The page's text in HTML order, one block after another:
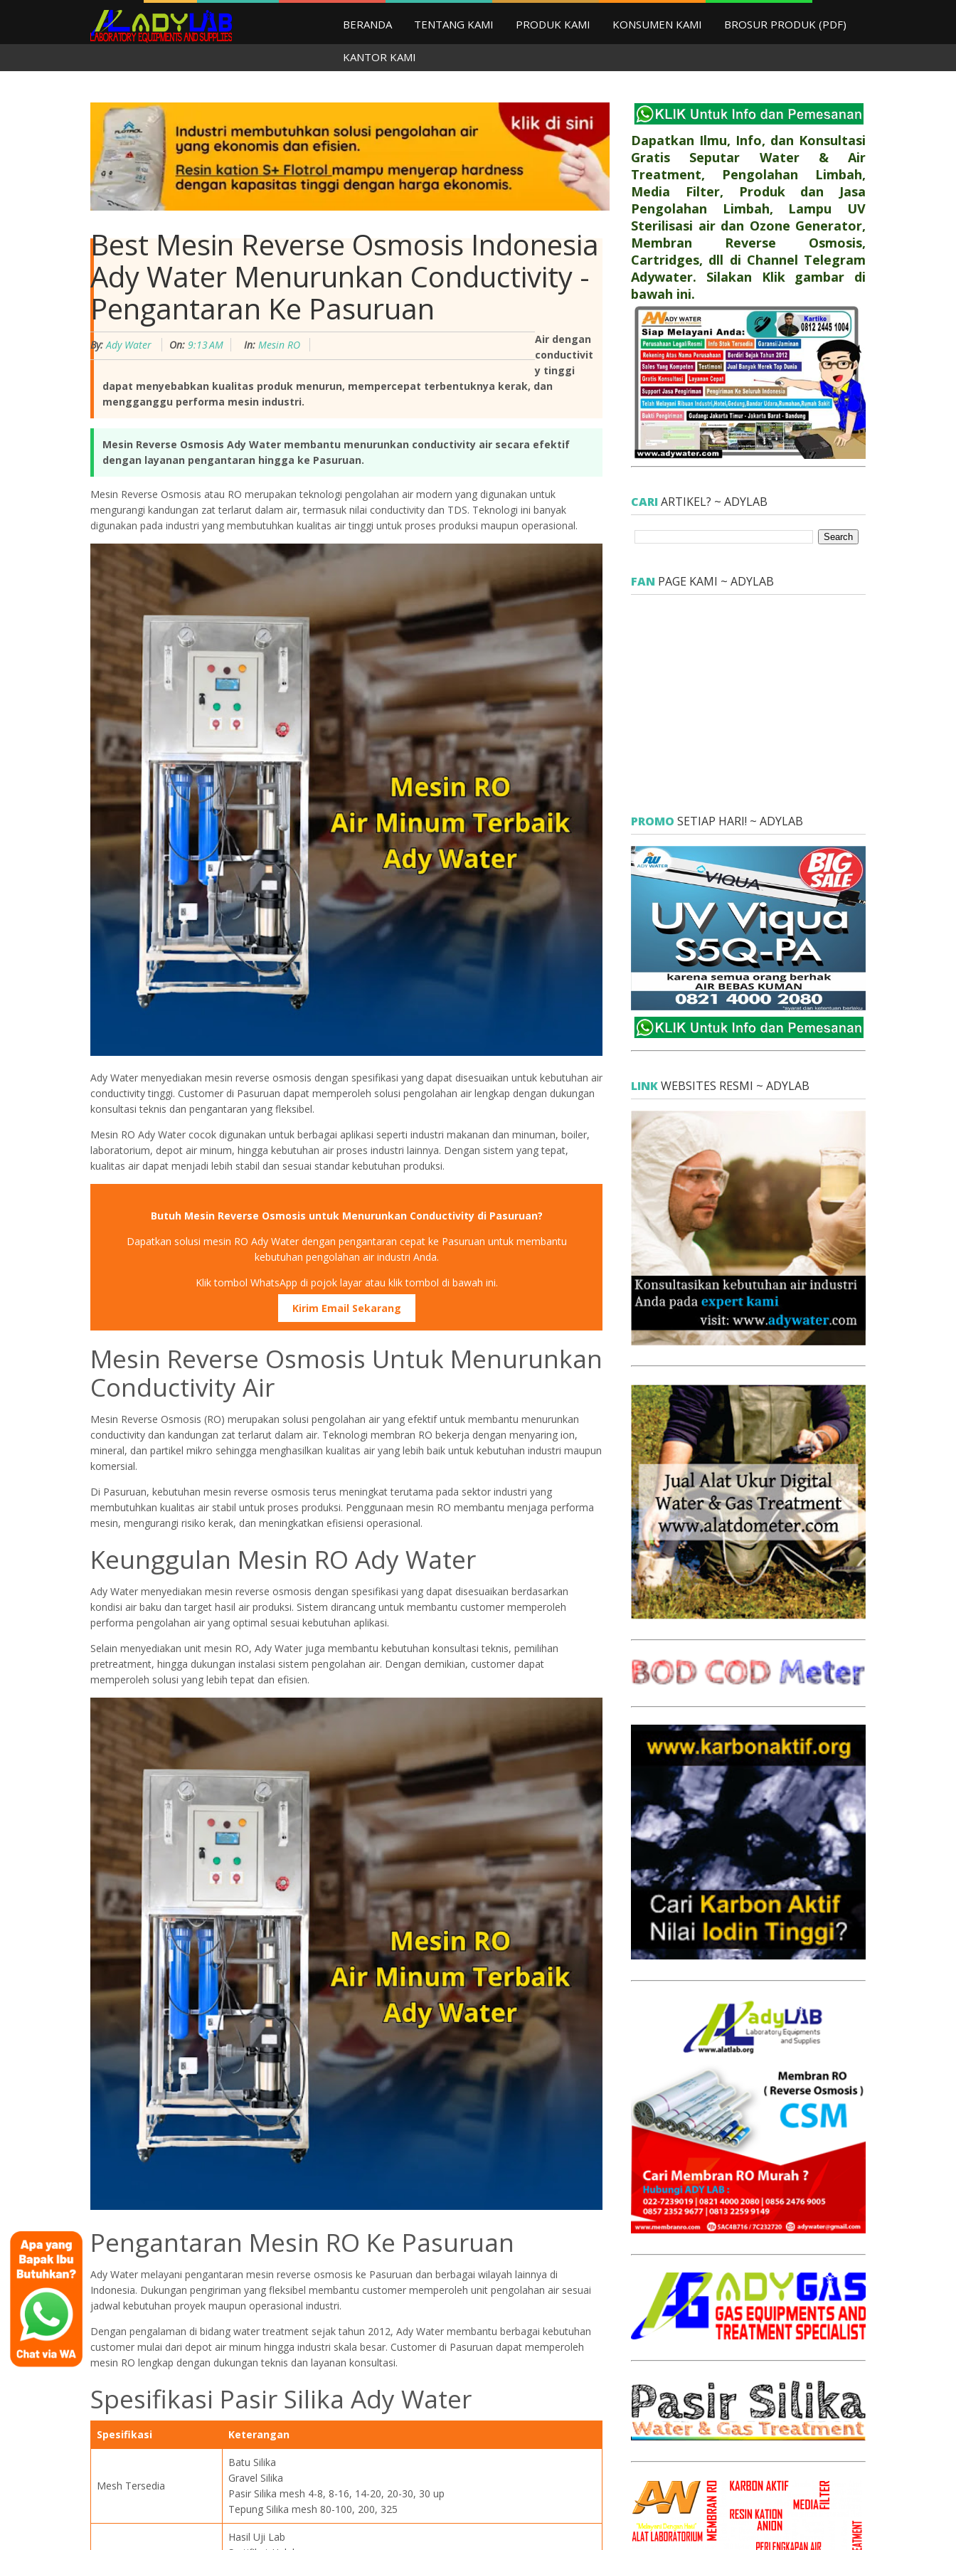
BERANDA TENTANG KAMI PRODUK KAMI KONSUMEN KAMI BROSUR PRODUK (PDF)
KANTOR KAMI
Best Mesin Reverse Osmosis Indonesia
Ady Water Menurunkan Conductivity -
Pengantaran Ke Pasuruan
By: Ady Water On: 9:13 AM In: Mesin RO
Air dengan
conductivit
y tinggi
dapat menyebabkan kualitas produk menurun, mempercepat terbentuknya kerak, dan
mengganggu performa mesin industri.
Mesin Reverse Osmosis Ady Water membantu menurunkan conductivity air secara efektif
dengan layanan pengantaran hingga ke Pasuruan.
Mesin Reverse Osmosis atau RO merupakan teknologi pengolahan air modern yang digunakan untuk
mengurangi kandungan zat terlarut dalam air, termasuk nilai conductivity dan TDS. Teknologi ini banyak
digunakan pada industri yang membutuhkan kualitas air tinggi untuk proses produksi maupun operasional.
Ady Water menyediakan mesin reverse osmosis dengan spesifikasi yang dapat disesuaikan untuk kebutuhan air
conductivity tinggi. Customer di Pasuruan dapat memperoleh solusi pengolahan air lengkap dengan dukungan
konsultasi teknis dan pengantaran yang fleksibel.
Mesin RO Ady Water cocok digunakan untuk berbagai aplikasi seperti industri makanan dan minuman, boiler,
laboratorium, depot air minum, hingga kebutuhan air proses industri lainnya. Dengan sistem yang tepat,
kualitas air dapat menjadi lebih stabil dan sesuai standar kebutuhan produksi.
Butuh Mesin Reverse Osmosis untuk Menurunkan Conductivity di Pasuruan?
Dapatkan solusi mesin RO Ady Water dengan pengantaran cepat ke Pasuruan untuk membantu
kebutuhan pengolahan air industri Anda.
Klik tombol WhatsApp di pojok layar atau klik tombol di bawah ini.
Kirim Email Sekarang
Mesin Reverse Osmosis Untuk Menurunkan
Conductivity Air
Mesin Reverse Osmosis (RO) merupakan solusi pengolahan air yang efektif untuk membantu menurunkan
conductivity dan kandungan zat terlarut dalam air. Teknologi membran RO bekerja dengan menyaring ion,
mineral, dan partikel mikro sehingga menghasilkan kualitas air yang lebih baik untuk kebutuhan industri maupun
komersial.
Di Pasuruan, kebutuhan mesin reverse osmosis terus meningkat terutama pada sektor industri yang
membutuhkan kualitas air stabil untuk proses produksi. Penggunaan mesin RO membantu menjaga performa
mesin, mengurangi risiko kerak, dan meningkatkan efisiensi operasional.
Keunggulan Mesin RO Ady Water
Ady Water menyediakan mesin reverse osmosis dengan spesifikasi yang dapat disesuaikan berdasarkan
kondisi air baku dan target hasil air produksi. Sistem dirancang untuk membantu customer memperoleh
performa pengolahan air yang optimal sesuai kebutuhan aplikasi.
Selain menyediakan unit mesin RO, Ady Water juga membantu kebutuhan konsultasi teknis, pemilihan
pretreatment, hingga dukungan instalasi sistem pengolahan air. Dengan demikian, customer dapat
memperoleh solusi yang lebih tepat dan efisien.
Pengantaran Mesin RO Ke Pasuruan
Ady Water melayani pengantaran mesin reverse osmosis ke Pasuruan dan berbagai wilayah lainnya di
Indonesia. Dukungan pengiriman yang fleksibel membantu customer memperoleh unit pengolahan air sesuai
jadwal kebutuhan proyek maupun operasional industri.
Dengan pengalaman di bidang water treatment sejak tahun 2012, Ady Water membantu berbagai kebutuhan
customer mulai dari depot air minum hingga industri skala besar. Customer di Pasuruan dapat memperoleh
mesin RO lengkap dengan dukungan teknis dan layanan konsultasi.
Spesifikasi Pasir Silika Ady Water
Spesifikasi Keterangan
Mesh Tersedia
Batu Silika
Gravel Silika
Pasir Silika mesh 4-8, 8-16, 14-20, 20-30, 30 up
Tepung Silika mesh 80-100, 200, 325
Hasil Uji Lab
Dapatkan Ilmu, Info, dan Konsultasi
Gratis Seputar Water & Air
Treatment, Pengolahan Limbah,
Media Filter, Produk dan Jasa
Pengolahan Limbah, Lampu UV
Sterilisasi air dan Ozone Generator,
Membran Reverse Osmosis,
Cartridges, dll di Channel Telegram
Adywater. Silakan Klik gambar di
bawah ini.
CARI ARTIKEL? ~ ADYLAB
FAN PAGE KAMI ~ ADYLAB
PROMO SETIAP HARI! ~ ADYLAB
LINKWEBSITES RESMI ~ ADYLAB